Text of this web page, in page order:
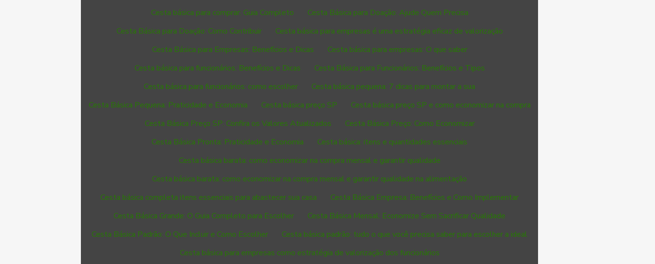
Cesta básica para comprar: Guia Completo
Cesta Básica para Doação: Ajude Quem Precisa
Cesta Básica para Doação: Como Contribuir
Cesta básica para empresas é uma estratégia eficaz de valorização
Cesta Básica para Empresas: Benefícios e Dicas
Cesta básica para empresas: O que saber
Cesta básica para funcionários: Benefícios e Dicas
Cesta Básica para Funcionários: Benefícios e Tipos
Cesta básica para funcionários: como escolher
Cesta básica pequena: 7 dicas para montar a sua
Cesta Básica Pequena: Praticidade e Economia
Cesta básica preço SP
Cesta básica preço SP e como economizar na compra
Cesta Básica Preço SP: Confira os Valores Atualizados
Cesta Básica Preço: Como Economizar
Cesta Básica Pronta: Praticidade e Economia
Cesta básica: itens e quantidades essenciais
Cesta básica barata: como economizar na compra mensal e garantir qualidade
Cesta básica barata: como economizar na compra mensal e garantir qualidade na alimentação
Cesta básica completa itens essenciais para abastecer sua casa
Cesta Básica Empresa: Benefícios e Como Implementar
Cesta Básica Grande: O Guia Completo para Escolher
Cesta Básica Mensal: Economize Sem Sacrificar Qualidade
Cesta Básica Padrão: O Que Incluir e Como Escolher
Cesta básica padrão: tudo o que você precisa saber para escolher a ideal
Cesta básica para empresas como estratégia de valorização dos funcionários